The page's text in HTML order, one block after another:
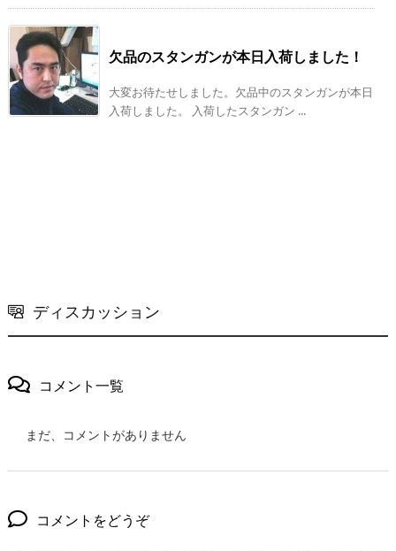
欠品のスタンガンが本日入荷しました！
大変お待たせしました。欠品中のスタンガンが本日
入荷しました。 入荷したスタンガン ...
ディスカッション
コメント一覧
まだ、コメントがありません
コメントをどうぞ